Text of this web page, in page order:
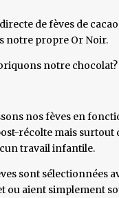
de fèves de
notre propre Or Noir.
notre chocolat?
nos fèves en
récolte mais
travail infantile.
sont sélectionnées
ou aient simplement